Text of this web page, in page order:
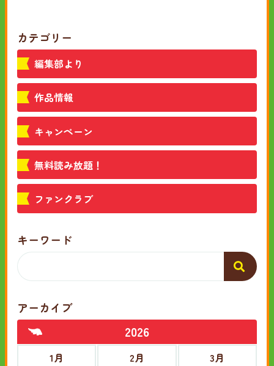
カテゴリー
編集部より
作品情報
キャンペーン
無料読み放題！
ファンクラブ
キーワード
アーカイブ
2026
1月 2月
3月